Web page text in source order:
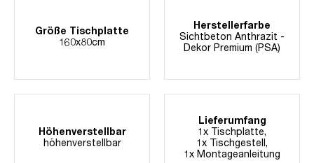
Größe Tischplatte
160x80cm
Herstellerfarbe
Sichtbeton Anthrazit -
Dekor Premium (PSA)
Höhenverstellbar
höhenverstellbar
Lieferumfang
1x Tischplatte,
1x Tischgestell,
1x Montageanleitung